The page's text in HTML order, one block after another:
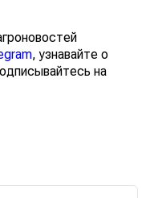
, узнавайте о
на